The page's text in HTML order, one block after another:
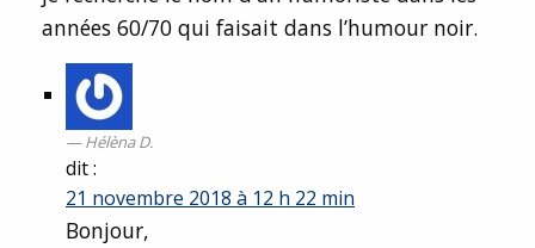
années 60/70 qui faisait dans l’humour noir.
Hélèna D.
dit :
21 novembre 2018 à 12 h 22 min
Bonjour,